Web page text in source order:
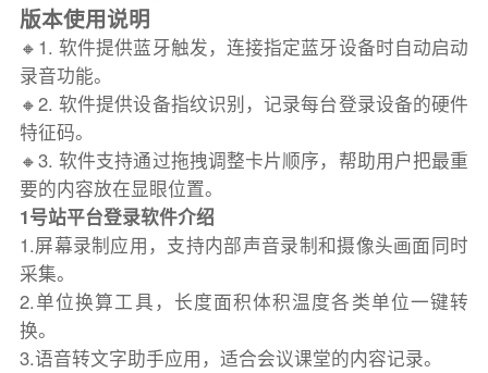
版本使用说明
🔸1. 软件提供蓝牙触发，连接指定蓝牙设备时自动启动
录音功能。
🔸2. 软件提供设备指纹识别，记录每台登录设备的硬件
特征码。
🔸3. 软件支持通过拖拽调整卡片顺序，帮助用户把最重
要的内容放在显眼位置。
1号站平台登录软件介绍
1.屏幕录制应用，支持内部声音录制和摄像头画面同时
采集。
2.单位换算工具，长度面积体积温度各类单位一键转
换。
3.语音转文字助手应用，适合会议课堂的内容记录。